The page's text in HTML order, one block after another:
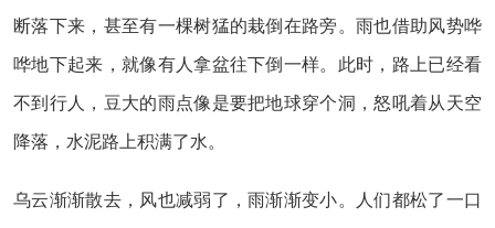
断落下来，甚至有一棵树猛的栽倒在路旁。雨也借助风势哗
哗地下起来，就像有人拿盆往下倒一样。此时，路上已经看
不到行人，豆大的雨点像是要把地球穿个洞，怒吼着从天空
降落，水泥路上积满了水。
乌云渐渐散去，风也减弱了，雨渐渐变小。人们都松了一口